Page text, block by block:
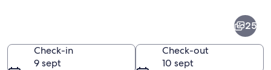
25
Check-in
9 sept
Check-out
10 sept